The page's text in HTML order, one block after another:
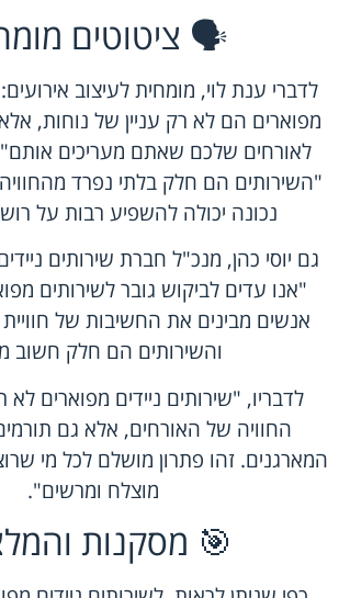
🗣 ציטוטים
לדברי ענת לוי, מומחית לעיצוב
מפוארים הם לא רק עניין של נוחות,
לאורחים שלכם שאתם מעריכים
"השירותים הם חלק בלתי נפרד
נכונה יכולה להשפיע רבות על
גם יוסי כהן, מנכ"ל חברת שירותים
"אנו עדים לביקוש גובר לשירותים
אנשים מבינים את החשיבות של
והשירותים הם חלק חשוב
לדבריו, "שירותים ניידים מפוארים
החוויה של האורחים, אלא גם
המארגנים. זהו פתרון מושלם לכל מי
מוצלח ומרשים".
🎯 מסקנות